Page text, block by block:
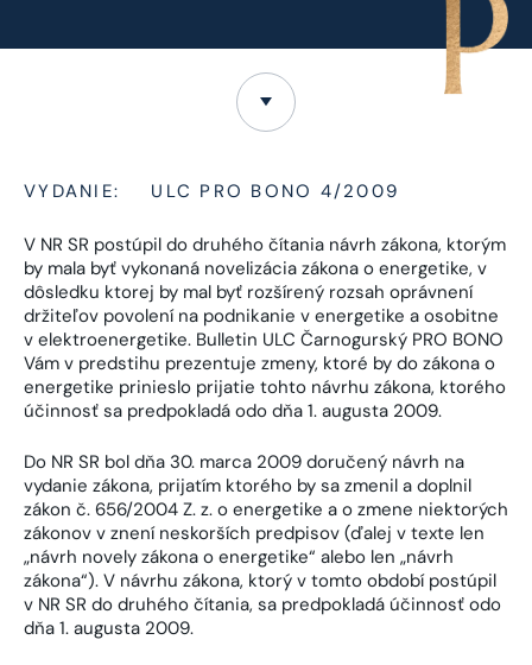
VYDANIE: ULC PRO BONO 4/2009
V NR SR postúpil do druhého čítania návrh zákona, ktorým
by mala byť vykonaná novelizácia zákona o energetike, v
dôsledku ktorej by mal byť rozšírený rozsah oprávnení
držiteľov povolení na podnikanie v energetike a osobitne
v elektroenergetike. Bulletin ULC Čarnogurský PRO BONO
Vám v predstihu prezentuje zmeny, ktoré by do zákona o
energetike prinieslo prijatie tohto návrhu zákona, ktorého
účinnosť sa predpokladá odo dňa 1. augusta 2009.
Do NR SR bol dňa 30. marca 2009 doručený návrh na
vydanie zákona, prijatím ktorého by sa zmenil a doplnil
zákon č. 656/2004 Z. z. o energetike a o zmene niektorých
zákonov v znení neskorších predpisov (ďalej v texte len
„návrh novely zákona o energetike“ alebo len „návrh
zákona“). V návrhu zákona, ktorý v tomto období postúpil
v NR SR do druhého čítania, sa predpokladá účinnosť odo
dňa 1. augusta 2009.